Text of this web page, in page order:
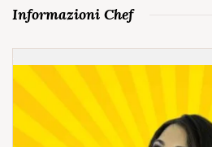
Informazioni Chef